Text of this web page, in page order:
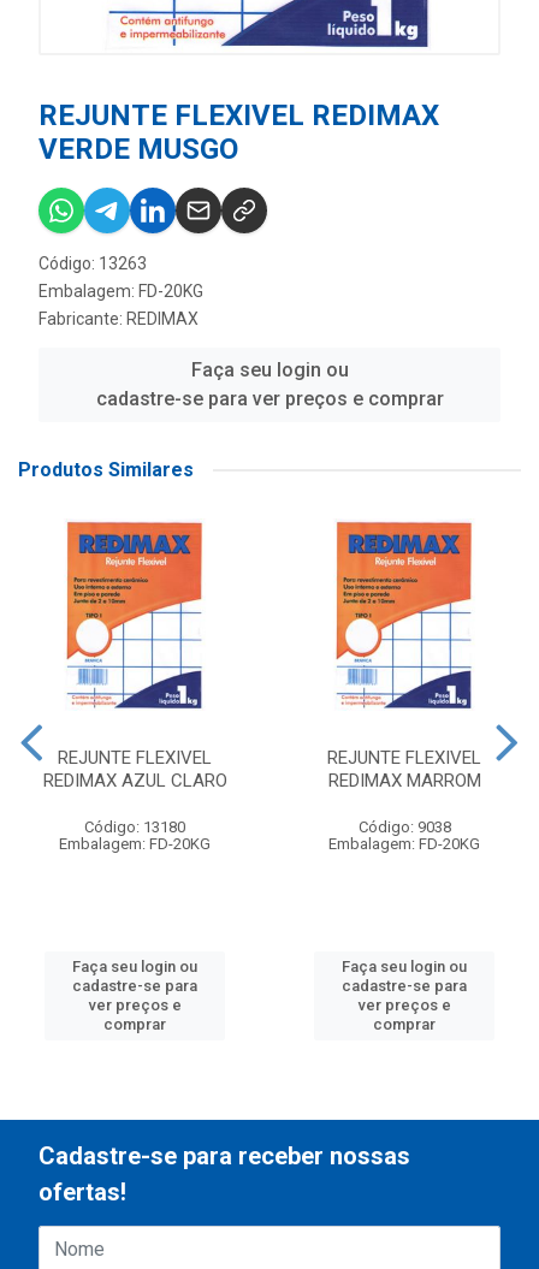
REJUNTE FLEXIVEL REDIMAX
VERDE MUSGO
Código: 13263
Embalagem: FD-20KG
Fabricante: REDIMAX
Faça seu login ou
cadastre-se para ver preços e comprar
Produtos Similares
REJUNTE FLEXIVEL
REDIMAX AZUL CLARO
Código: 13180
Embalagem: FD-20KG
Faça seu login ou
cadastre-se para
ver preços e
comprar
REJUNTE FLEXIVEL
REDIMAX MARROM
Código: 9038
Embalagem: FD-20KG
Faça seu login ou
cadastre-se para
ver preços e
comprar
Cadastre-se para receber nossas
ofertas!